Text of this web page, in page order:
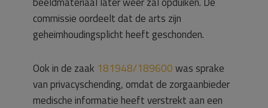
commissie oordeelt dat de arts zijn
geheimhoudingsplicht heeft geschonden.
Ook in de zaak 181948/189600was sprake
van privacyschending, omdat de zorgaanbieder
medische informatie heeft verstrekt aan een